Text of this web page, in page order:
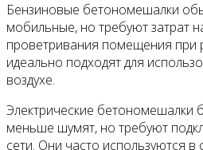
Бензиновые бетономешалки
мобильные, но требуют затрат
проветривания помещения при
идеально подходят для
воздухе.
Электрические бетономешалки
меньше шумят, но требуют
сети. Они часто используются в